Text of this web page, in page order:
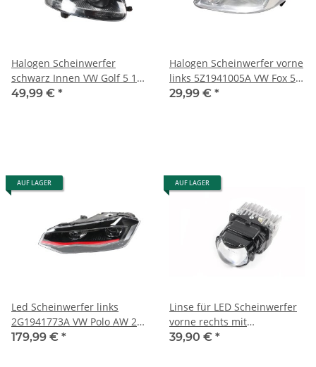
Halogen Scheinwerfer
schwarz Innen VW Golf 5 1K
GT rechts 1K6941006T
49,99 € *
Halogen Scheinwerfer vorne
links 5Z1941005A VW Fox 5Z
Fahrerseite LWR
29,99 € *
AUF LAGER
Led Scheinwerfer links
2G1941773A VW Polo AW 2G
GTI Fahrerseite Valeo
179,99 € *
AUF LAGER
Linse für LED Scheinwerfer
vorne rechts mit
Steuergerät VW Polo AW
39,90 € *